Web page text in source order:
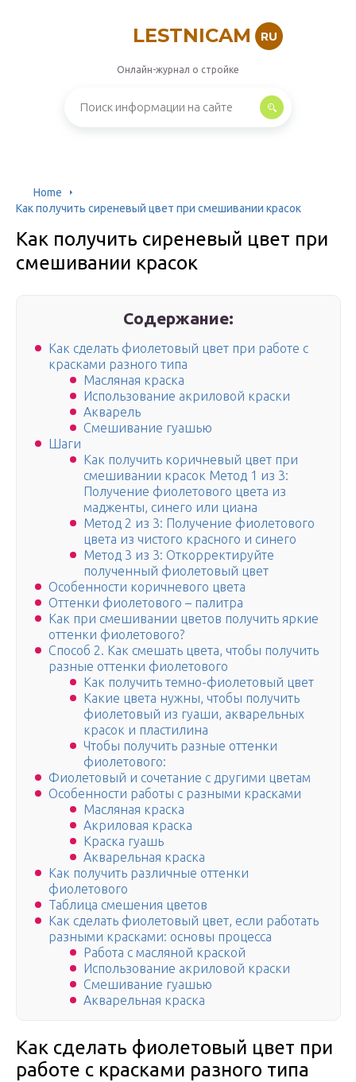
LESTNICAM RU
Онлайн-журнал о стройке
Home
Как получить сиреневый цвет при смешивании красок
Как получить сиреневый цвет при
смешивании красок
Содержание:
Как сделать фиолетовый цвет при работе с
красками разного типа
Масляная краска
Использование акриловой краски
Акварель
Смешивание гуашью
Шаги
Как получить коричневый цвет при
смешивании красок Метод 1 из 3:
Получение фиолетового цвета из
мадженты, синего или циана
Метод 2 из 3: Получение фиолетового
цвета из чистого красного и синего
Метод 3 из 3: Откорректируйте
полученный фиолетовый цвет
Особенности коричневого цвета
Оттенки фиолетового – палитра
Как при смешивании цветов получить яркие
оттенки фиолетового?
Способ 2. Как смешать цвета, чтобы получить
разные оттенки фиолетового
Как получить темно-фиолетовый цвет
Какие цвета нужны, чтобы получить
фиолетовый из гуаши, акварельных
красок и пластилина
Чтобы получить разные оттенки
фиолетового:
Фиолетовый и сочетание с другими цветам
Особенности работы с разными красками
Масляная краска
Акриловая краска
Краска гуашь
Акварельная краска
Как получить различные оттенки
фиолетового
Таблица смешения цветов
Как сделать фиолетовый цвет, если работать
разными красками: основы процесса
Работа с масляной краской
Использование акриловой краски
Смешивание гуашью
Акварельная краска
Как сделать фиолетовый цвет при
работе с красками разного типа